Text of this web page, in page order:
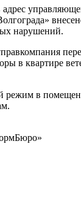
адрес
нарушений.
в квартире
режим в